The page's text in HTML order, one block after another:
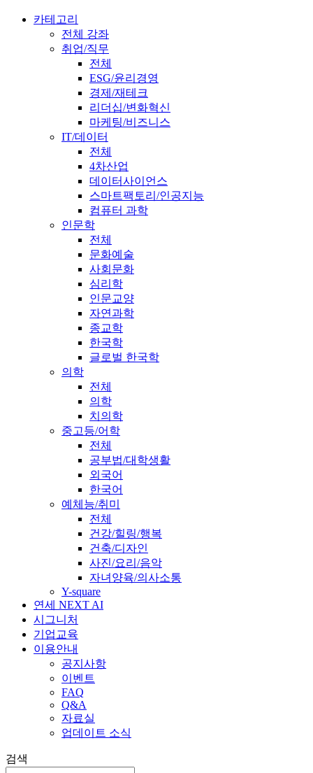
카테고리
전체 강좌
취업/직무
전체
ESG/윤리경영
경제/재테크
리더십/변화혁신
마케팅/비즈니스
IT/데이터
전체
4차산업
데이터사이언스
스마트팩토리/인공지능
컴퓨터 과학
인문학
전체
문화예술
사회문화
심리학
인문교양
자연과학
종교학
한국학
글로벌 한국학
의학
전체
의학
치의학
중고등/어학
전체
공부법/대학생활
외국어
한국어
예체능/취미
전체
건강/힐링/행복
건축/디자인
사진/요리/음악
자녀양육/의사소통
Y-square
연세 NEXT AI
시그니처
기업교육
이용안내
공지사항
이벤트
FAQ
Q&A
자료실
업데이트 소식
검색